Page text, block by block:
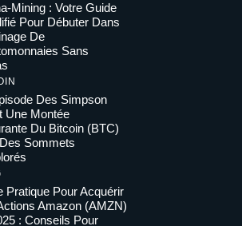
Mining : Votre Guide
Pour Débuter Dans
De
Sans
Des Simpson
Une Montée
Du Bitcoin (BTC)
Sommets
Pratique Pour Acquérir
Amazon (AMZN)
: Conseils Pour